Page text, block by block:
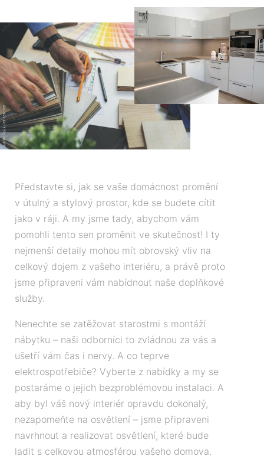
Představte si, jak se vaše domácnost promění
v útulný a stylový prostor, kde se budete cítit
jako v ráji. A my jsme tady, abychom vám
pomohli tento sen proměnit ve skutečnost! I ty
nejmenší detaily mohou mít obrovský vliv na
celkový dojem z vašeho interiéru, a právě proto
jsme připraveni vám nabídnout naše doplňkové
služby.
Nenechte se zatěžovat starostmi s montáží
nábytku – naši odborníci to zvládnou za vás a
ušetří vám čas i nervy. A co teprve
elektrospotřebiče? Vyberte z nabídky a my se
postaráme o jejich bezproblémovou instalaci. A
aby byl váš nový interiér opravdu dokonalý,
nezapomeňte na osvětlení – jsme připraveni
navrhnout a realizovat osvětlení, které bude
ladit s celkovou atmosférou vašeho domova.